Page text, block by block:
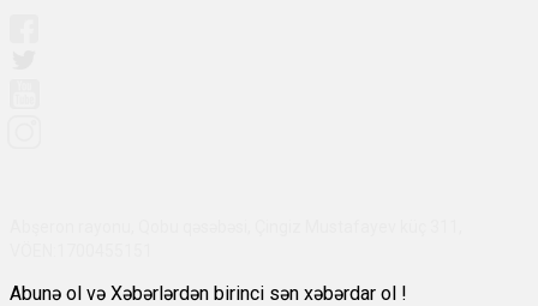
Abunə ol və Xəbərlərdən birinci sən xəbərdar ol !